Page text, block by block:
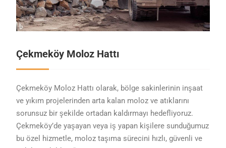
Çekmeköy Moloz Hattı
Çekmeköy Moloz Hattı olarak, bölge sakinlerinin inşaat
ve yıkım projelerinden arta kalan moloz ve atıklarını
sorunsuz bir şekilde ortadan kaldırmayı hedefliyoruz.
Çekmeköy’de yaşayan veya iş yapan kişilere sunduğumuz
bu özel hizmetle, moloz taşıma sürecini hızlı, güvenli ve